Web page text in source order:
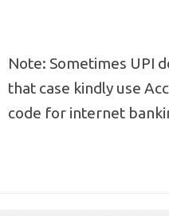
Note: Sometimes UPI
that case kindly use
code for internet